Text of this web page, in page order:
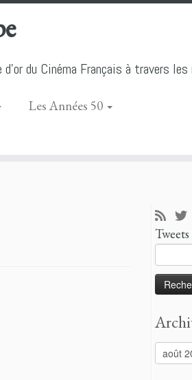
d'or du Cinéma Français à travers les
Les Années 50
Archives